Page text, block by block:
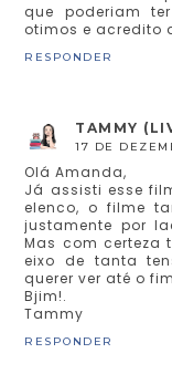
que poderiam
otimos e acredito
RESPONDER
TAMMY
17 DE
Olá Amanda,
Já assisti esse
elenco, o filme
justamente por
Mas com certeza
eixo de tanta
querer ver até o
Bjim!.
Tammy
RESPONDER